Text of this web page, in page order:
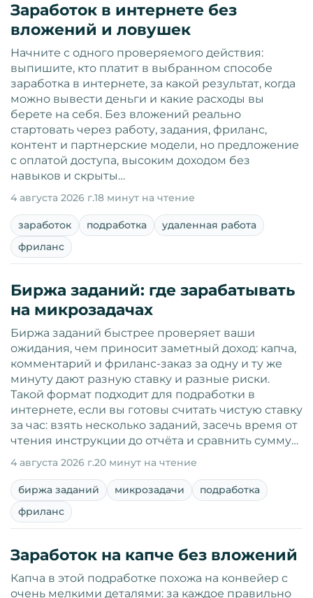
Заработок в интернете без
вложений и ловушек
Начните с одного проверяемого действия:
выпишите, кто платит в выбранном способе
заработка в интернете, за какой результат, когда
можно вывести деньги и какие расходы вы
берете на себя. Без вложений реально
стартовать через работу, задания, фриланс,
контент и партнерские модели, но предложение
с оплатой доступа, высоким доходом без
навыков и скрыты…
4 августа 2026 г.18 минут на чтение
заработок подработка
удаленная работа
фриланс
Биржа заданий: где зарабатывать
на микрозадачах
Биржа заданий быстрее проверяет ваши
ожидания, чем приносит заметный доход: капча,
комментарий и фриланс-заказ за одну и ту же
минуту дают разную ставку и разные риски.
Такой формат подходит для подработки в
интернете, если вы готовы считать чистую ставку
за час: взять несколько заданий, засечь время от
чтения инструкции до отчёта и сравнить сумму…
4 августа 2026 г.20 минут на чтение
биржа заданий микрозадачи
подработка
фриланс
Заработок на капче без вложений
Капча в этой подработке похожа на конвейер с
очень мелкими деталями: за каждое правильно